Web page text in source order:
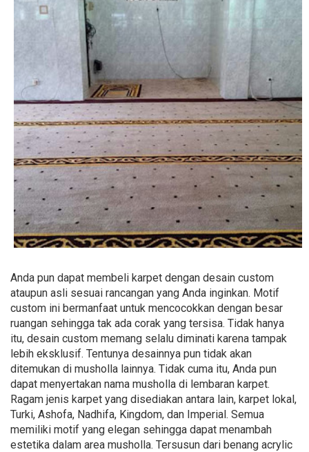
Anda pun dapat membeli karpet dengan desain custom
ataupun asli sesuai rancangan yang Anda inginkan. Motif
custom ini bermanfaat untuk mencocokkan dengan besar
ruangan sehingga tak ada corak yang tersisa. Tidak hanya
itu, desain custom memang selalu diminati karena tampak
lebih eksklusif. Tentunya desainnya pun tidak akan
ditemukan di musholla lainnya. Tidak cuma itu, Anda pun
dapat menyertakan nama musholla di lembaran karpet.
Ragam jenis karpet yang disediakan antara lain, karpet lokal,
Turki, Ashofa, Nadhifa, Kingdom, dan Imperial. Semua
memiliki motif yang elegan sehingga dapat menambah
estetika dalam area musholla. Tersusun dari benang acrylic